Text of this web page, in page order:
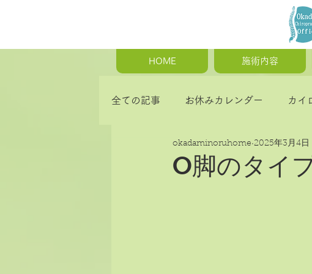
HOME 施術内容
全ての記事 お休みカレンダー カイ
首の痛み・肩こり・背中の痛み 猫
O脚のタイ
okadaminoruhome 2025年3月4日